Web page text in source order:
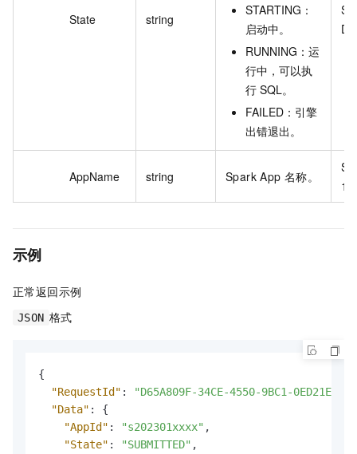
State string
STARTING：
启动中。
RUNNING：运
行中，可以执
行 SQL。
FAILED：引擎
出错退出。
D
AppName string Spark App 名称。
1
示例
正常返回示例
JSON 格式
{
"RequestId" :
"D65A809F-34CE-4550-9BC1-
"Data" :
{
"AppId" : "s202301xxxx" ,
"State" : "SUBMITTED" ,